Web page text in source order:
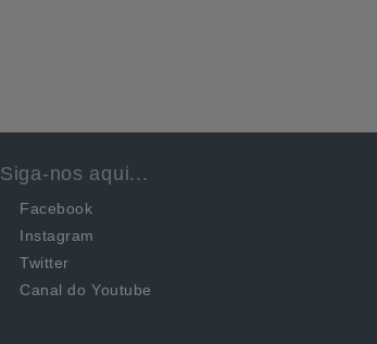
Siga-nos aqui...
Facebook
Instagram
Twitter
Canal do Youtube